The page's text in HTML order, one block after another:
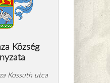
Község
Kossuth utca